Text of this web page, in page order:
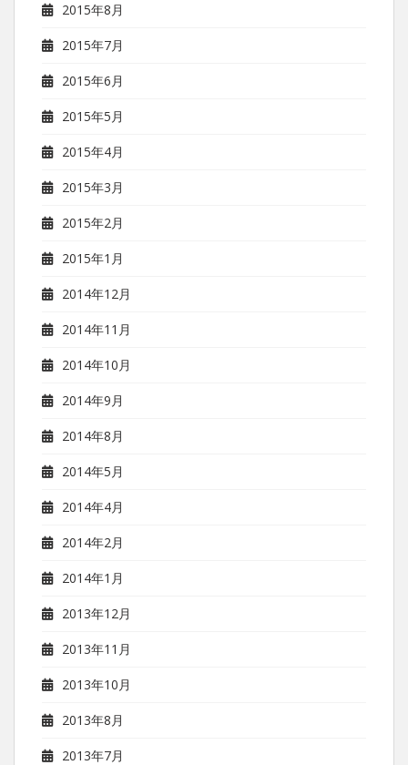
2015年8月
2015年7月
2015年6月
2015年5月
2015年4月
2015年3月
2015年2月
2015年1月
2014年12月
2014年11月
2014年10月
2014年9月
2014年8月
2014年5月
2014年4月
2014年2月
2014年1月
2013年12月
2013年11月
2013年10月
2013年8月
2013年7月